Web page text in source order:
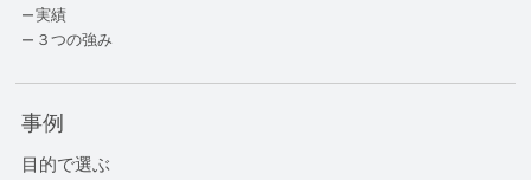
実績
３つの強み
事例
目的で選ぶ